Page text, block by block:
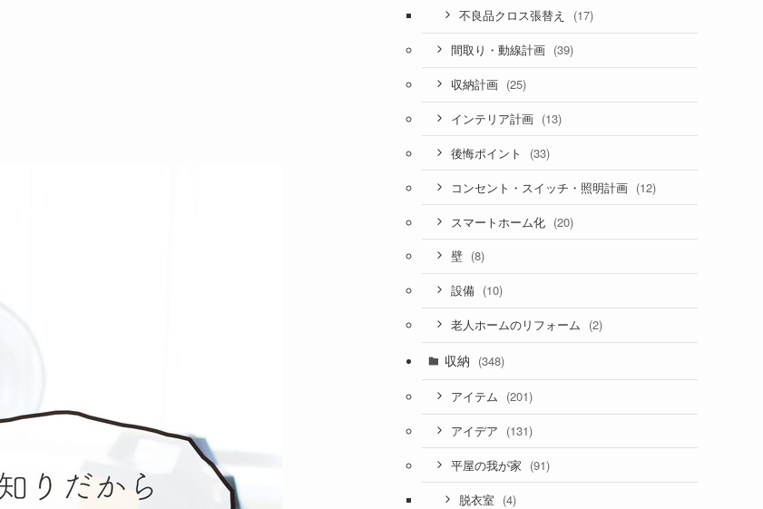
不良品クロス張替え (17)
間取り・動線計画 (39)
収納計画 (25)
インテリア計画 (13)
後悔ポイント (33)
コンセント・スイッチ・照明計画 (12)
スマートホーム化 (20)
壁 (8)
設備 (10)
老人ホームのリフォーム (2)
収納 (348)
アイテム (201)
アイデア (131)
平屋の我が家 (91)
脱衣室 (4)